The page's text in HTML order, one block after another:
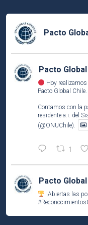
Pacto
Pacto
Hoy
Pacto Global Chile.
Contamos con la
residente a.i. del
(@ONUChile).
1
Pacto
¡Abiertas las